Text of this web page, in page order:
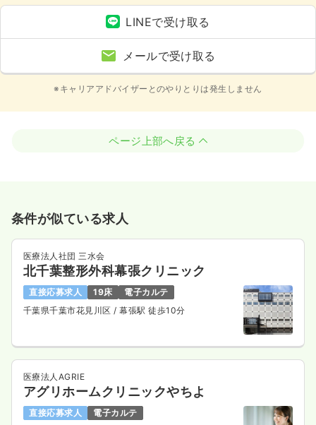
LINEで受け取る
メールで受け取る
※キャリアアドバイザーとのやりとりは発生しません
ページ上部へ戻る
条件が似ている求人
医療法人社団 三水会
北千葉整形外科幕張クリニック
直接応募求人 19床
電子カルテ
千葉県千葉市花見川区/ 幕張駅 徒歩10分
医療法人AGRIE
アグリホームクリニックやちよ
直接応募求人
電子カルテ